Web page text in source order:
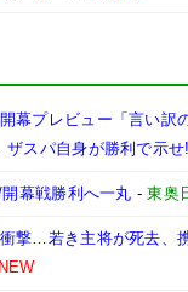
幕プレビュー「言い訳
ザスパ自身が勝利で示せ
幕戦勝利へ一丸 -東奥
撃…若き主将が死去、
NEW